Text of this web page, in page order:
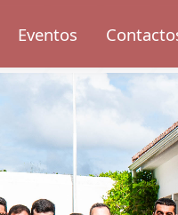
Eventos